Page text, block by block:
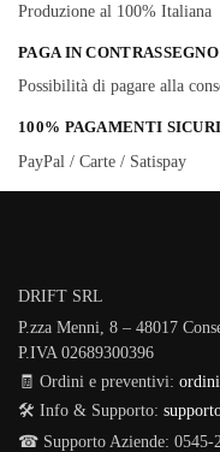
Produzione al 100% Italiana
PAGA IN CONTRASSEGNO
Possibilità di pagare alla
100% PAGAMENTI SICURI
PayPal / Carte / Satispay
DRIFT SRL
P.zza Menni, 8 – 48017
P.IVA 02689300396
🧾 Ordini e preventivi:
🛠️ Info & Supporto:
☎ Supporto Aziende: 0545-